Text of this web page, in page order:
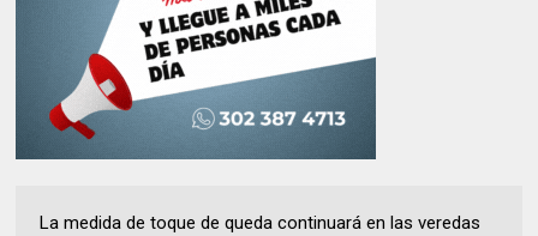
La medida de toque de queda continuará en las veredas